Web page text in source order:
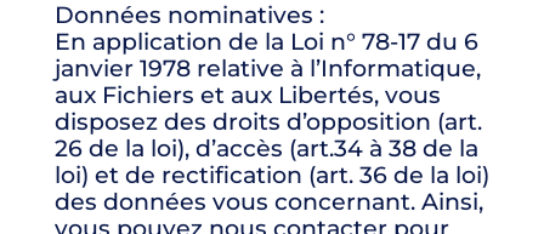
Données nominatives :
En application de la Loi n° 78-17 du 6
janvier 1978 relative à l’Informatique,
aux Fichiers et aux Libertés, vous
disposez des droits d’opposition (art.
26 de la loi), d’accès (art.34 à 38 de la
loi) et de rectification (art. 36 de la loi)
des données vous concernant. Ainsi,